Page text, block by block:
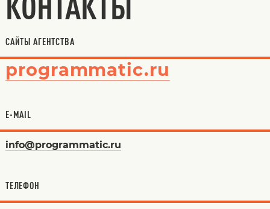
САЙТЫ АГЕНТСТВА
programmatic.ru
E-MAIL
info@programmatic.ru
ТЕЛЕФОН